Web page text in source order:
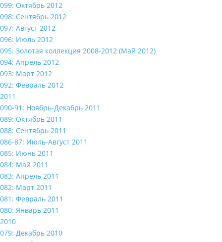
099: Октябрь 2012
098: Сентябрь 2012
097: Август 2012
096: Июль 2012
095: Золотая коллекция 2008-2012 (Май 2012)
094: Апрель 2012
093: Март 2012
092: Февраль 2012
2011
090-91: Ноябрь-Декабрь 2011
089: Октябрь 2011
088: Сентябрь 2011
086-87: Июль-Август 2011
085: Июнь 2011
084: Май 2011
083: Апрель 2011
082: Март 2011
081: Февраль 2011
080: Январь 2011
2010
079: Декабрь 2010